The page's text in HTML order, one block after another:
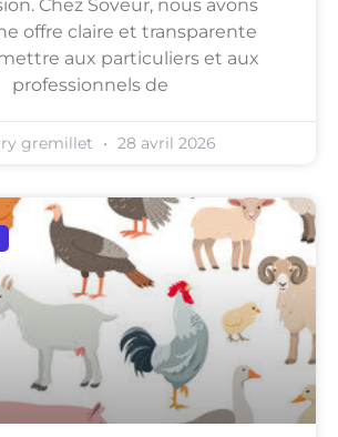
Chez Soveur, nous avons
offre claire et transparente
aux particuliers et aux
professionnels de
gremillet 28 avril 2026